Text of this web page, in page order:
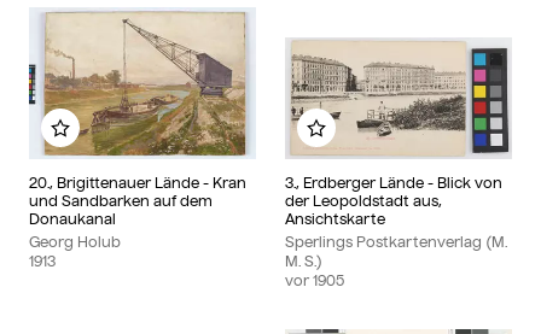
20., Brigittenauer Lände - Kran
und Sandbarken auf dem
Donaukanal
Georg Holub
1913
Zu meinem Album hinzufügen
3., Erdberger Lände - Blick von
der Leopoldstadt aus,
Ansichtskarte
Sperlings Postkartenverlag (M.
M. S.)
vor 1905
Zu meinem Album